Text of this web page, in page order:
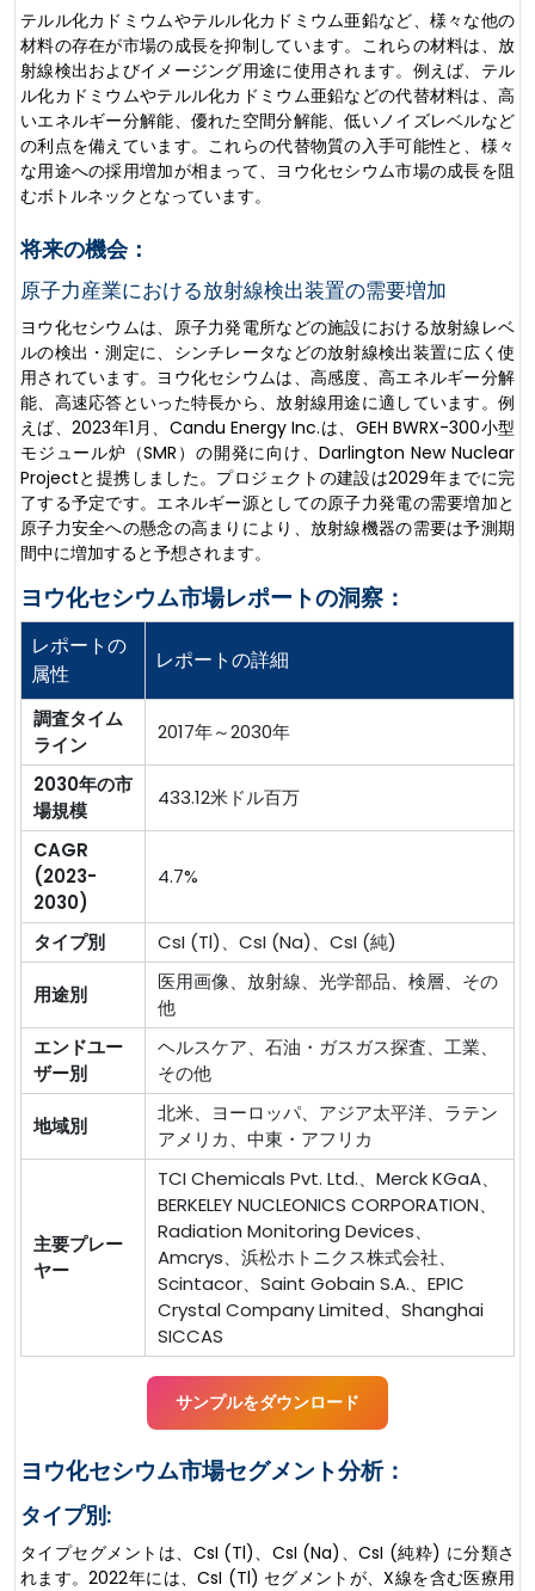
テルル化カドミウムやテルル化カドミウム亜鉛など、様々な他の
材料の存在が市場の成長を抑制しています。これらの材料は、放
射線検出およびイメージング用途に使用されます。例えば、テル
ル化カドミウムやテルル化カドミウム亜鉛などの代替材料は、高
いエネルギー分解能、優れた空間分解能、低いノイズレベルなど
の利点を備えています。これらの代替物質の入手可能性と、様々
な用途への採用増加が相まって、ヨウ化セシウム市場の成長を阻
むボトルネックとなっています。
将来の機会：
原子力産業における放射線検出装置の需要増加
ヨウ化セシウムは、原子力発電所などの施設における放射線レベ
ルの検出・測定に、シンチレータなどの放射線検出装置に広く使
用されています。ヨウ化セシウムは、高感度、高エネルギー分解
能、高速応答といった特長から、放射線用途に適しています。例
えば、2023年1月、Candu Energy Inc.は、GEH BWRX-300小型
モジュール炉（SMR）の開発に向け、Darlington New Nuclear
Projectと提携しました。プロジェクトの建設は2029年までに完
了する予定です。エネルギー源としての原子力発電の需要増加と
原子力安全への懸念の高まりにより、放射線機器の需要は予測期
間中に増加すると予想されます。
ヨウ化セシウム市場レポートの洞察：
レポートの
属性
レポートの詳細
調査タイム
ライン
2017年～2030年
2030年の市
場規模
433.12米ドル百万
CAGR
(2023-
2030)
4.7%
タイプ別 CsI (Tl)、CsI (Na)、CsI (純)
用途別
医用画像、放射線、光学部品、検層、その
他
エンドユー
ザー別
ヘルスケア、石油・ガスガス探査、工業、
その他
地域別
北米、ヨーロッパ、アジア太平洋、ラテン
アメリカ、中東・アフリカ
主要プレー
ヤー
TCI Chemicals Pvt. Ltd.、Merck KGaA、
BERKELEY NUCLEONICS CORPORATION、
Radiation Monitoring Devices、
Amcrys、浜松ホトニクス株式会社、
Scintacor、Saint Gobain S.A.、EPIC
Crystal Company Limited、Shanghai
SICCAS
サンプルをダウンロード
ヨウ化セシウム市場セグメント分析：
タイプ別:
タイプセグメントは、CsI (Tl)、CsI (Na)、CsI (純粋) に分類さ
れます。2022年には、CsI (Tl) セグメントが、X線を含む医療用